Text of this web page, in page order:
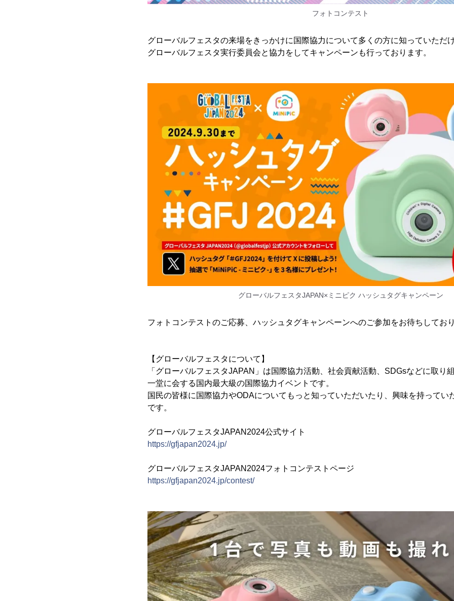
フォトコンテスト
グローバルフェスタの来場をきっかけに国際協力について多くの方に知っていただ
グローバルフェスタ実行委員会と協力をしてキャンペーンも行っております。
グローバルフェスタJAPAN×ミニピク ハッシュタグキャンペーン
フォトコンテストのご応募、ハッシュタグキャンペーンへのご参加をお待ちしてお
【グローバルフェスタについて】
「グローバルフェスタJAPAN」は国際協力活動、社会貢献活動、SDGsなどに取り
一堂に会する国内最大級の国際協力イベントです。
国民の皆様に国際協力やODAについてもっと知っていただいたり、興味を持ってい
です。
グローバルフェスタJAPAN2024公式サイト
https://gfjapan2024.jp/
グローバルフェスタJAPAN2024フォトコンテストページ
https://gfjapan2024.jp/contest/